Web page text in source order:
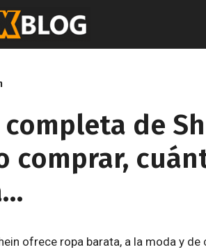
completa de
comprar,
ofrece ropa barata, a la moda y